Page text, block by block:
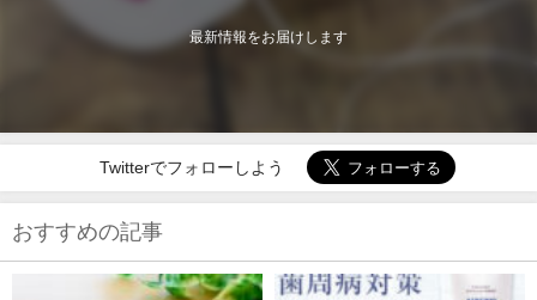
最新情報をお届けします
Twitterでフォローしよう
おすすめの記事